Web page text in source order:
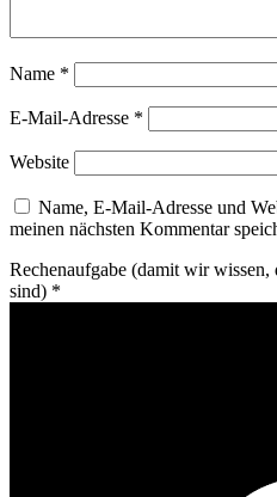
Name *
E-Mail-Adresse *
Website
Name, E-Mail-Adresse und
meinen nächsten Kommentar
Rechenaufgabe (damit wir wissen,
sind) *